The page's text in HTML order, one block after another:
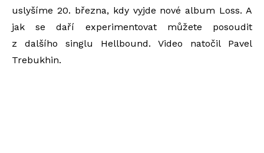
uslyšíme 20. března, kdy vyjde nové album Loss. A
jak se daří experimentovat můžete posoudit
z dalšího singlu Hellbound. Video natočil Pavel
Trebukhin.